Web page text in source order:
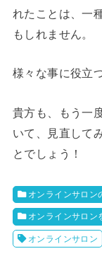
れたことは、一
もしれません。
様々な事に役立
貴方も、もう一
いて、見直して
とでしょう！
オンラインサロン
オンラインサロン
オンラインサロン